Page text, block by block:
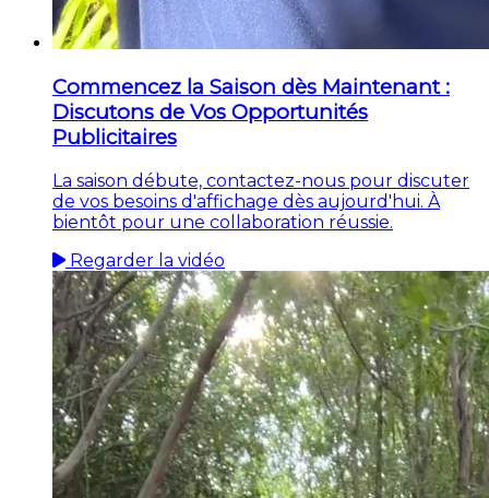
Commencez la Saison dès Maintenant :
Discutons de Vos Opportunités
Publicitaires
La saison débute, contactez-nous pour discuter
de vos besoins d'affichage dès aujourd'hui. À
bientôt pour une collaboration réussie.
Regarder la vidéo